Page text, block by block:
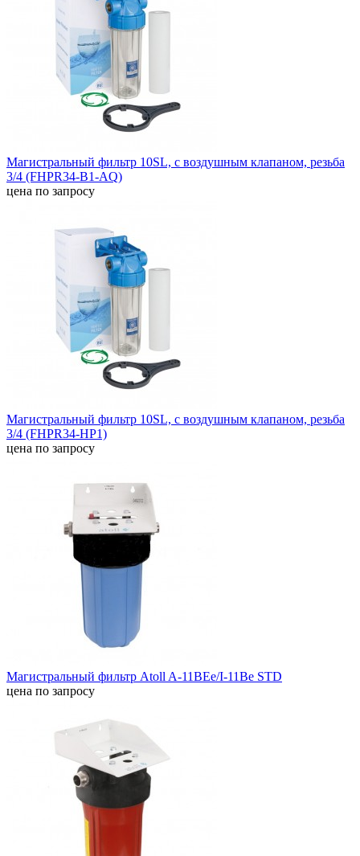
Магистральный фильтр 10SL, с воздушным клапаном, резьба
3/4 (FHPR34-B1-AQ)
цена по запросу
Магистральный фильтр 10SL, с воздушным клапаном, резьба
3/4 (FHPR34-HP1)
цена по запросу
Магистральный фильтр Atoll A-11BEe/I-11Be STD
цена по запросу